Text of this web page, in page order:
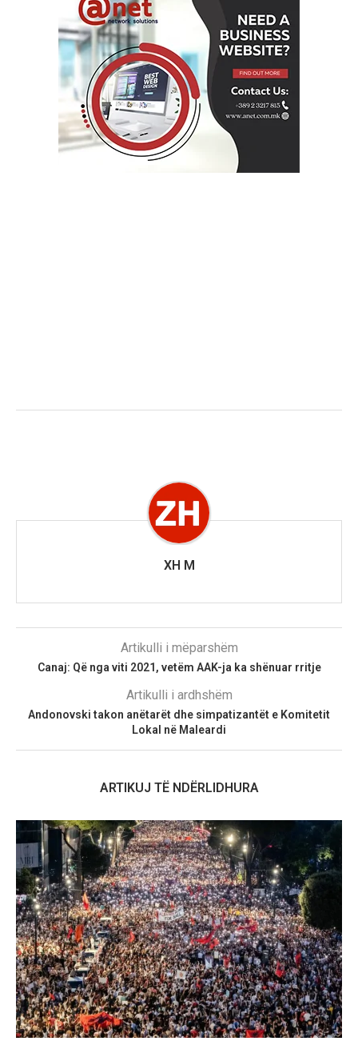
XH M
Artikulli i mëparshëm
Canaj: Që nga viti 2021, vetëm AAK-ja ka shënuar rritje
Artikulli i ardhshëm
Andonovski takon anëtarët dhe simpatizantët e Komitetit
Lokal në Maleardi
ARTIKUJ TË NDËRLIDHURA